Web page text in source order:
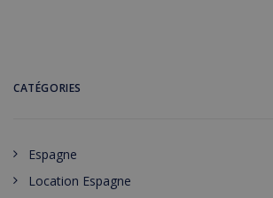
CATÉGORIES
Espagne
Location Espagne